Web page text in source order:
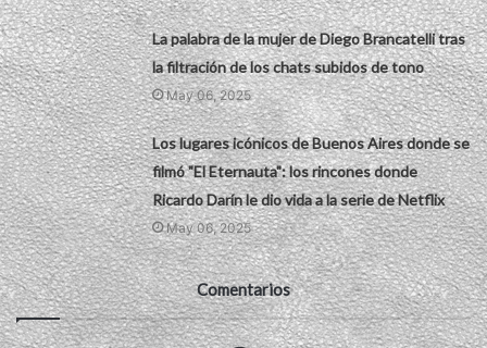
La palabra de la mujer de Diego Brancatelli tras
la filtración de los chats subidos de tono
May 06, 2025
Los lugares icónicos de Buenos Aires donde se
filmó "El Eternauta": los rincones donde
Ricardo Darín le dio vida a la serie de Netflix
May 06, 2025
Comentarios